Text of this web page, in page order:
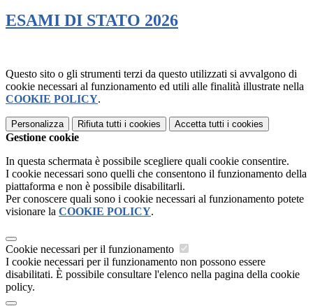
ESAMI DI STATO 2026
Questo sito o gli strumenti terzi da questo utilizzati si avvalgono di
cookie necessari al funzionamento ed utili alle finalità illustrate nella
COOKIE POLICY.
Personalizza Rifiuta tutti i cookies Accetta tutti i cookies
Gestione cookie
In questa schermata è possibile scegliere quali cookie consentire.
I cookie necessari sono quelli che consentono il funzionamento della
piattaforma e non è possibile disabilitarli.
Per conoscere quali sono i cookie necessari al funzionamento potete
visionare la COOKIE POLICY.
Cookie necessari per il funzionamento
I cookie necessari per il funzionamento non possono essere
disabilitati. È possibile consultare l'elenco nella pagina della cookie
policy.